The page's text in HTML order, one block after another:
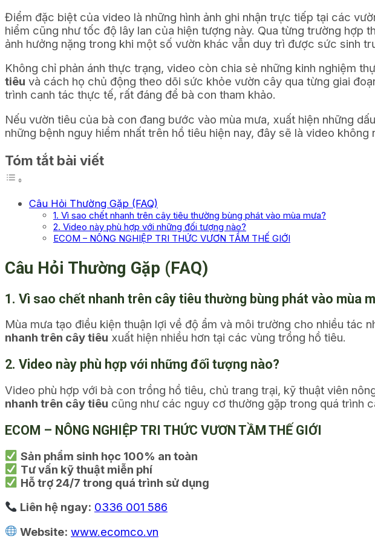
Điểm đặc biệt của video là những hình ảnh ghi nhận trực tiếp tại các
hiểm cũng như tốc độ lây lan của hiện tượng này. Qua từng trường hợp
ảnh hưởng nặng trong khi một số vườn khác vẫn duy trì được sức sinh
Không chỉ phản ánh thực trạng, video còn chia sẻ những kinh nghiệm
tiêu và cách họ chủ động theo dõi sức khỏe vườn cây qua từng giai
trình canh tác thực tế, rất đáng để bà con tham khảo.
Nếu vườn tiêu của bà con đang bước vào mùa mưa, xuất hiện những
những bệnh nguy hiểm nhất trên hồ tiêu hiện nay, đây sẽ là video không
Tóm tắt bài viết
Câu Hỏi Thường Gặp (FAQ)
1. Vì sao chết nhanh trên cây tiêu thường bùng phát vào mùa mưa?
2. Video này phù hợp với những đối tượng nào?
ECOM – NÔNG NGHIỆP TRI THỨC VƯƠN TẦM THẾ GIỚI
Câu Hỏi Thường Gặp (FAQ)
1. Vì sao chết nhanh trên cây tiêu thường bùng phát vào mùa
Mùa mưa tạo điều kiện thuận lợi về độ ẩm và môi trường cho nhiều tác
nhanh trên cây tiêu xuất hiện nhiều hơn tại các vùng trồng hồ tiêu.
2. Video này phù hợp với những đối tượng nào?
Video phù hợp với bà con trồng hồ tiêu, chủ trang trại, kỹ thuật viên
nhanh trên cây tiêu cũng như các nguy cơ thường gặp trong quá trình
ECOM – NÔNG NGHIỆP TRI THỨC VƯƠN TẦM THẾ GIỚI
Sản phẩm sinh học 100% an toàn
Tư vấn kỹ thuật miễn phí
Hỗ trợ 24/7 trong quá trình sử dụng
Liên hệ ngay: 0336 001 586
Website: www.ecomco.vn